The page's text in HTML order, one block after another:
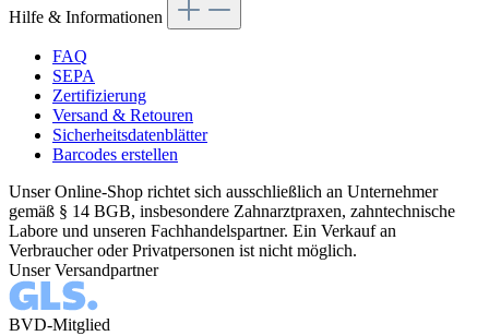
Hilfe & Informationen
FAQ
SEPA
Zertifizierung
Versand & Retouren
Sicherheitsdatenblätter
Barcodes erstellen
Unser Online-Shop richtet sich ausschließlich an Unternehmer
gemäß § 14 BGB, insbesondere Zahnarztpraxen, zahntechnische
Labore und unseren Fachhandelspartner. Ein Verkauf an
Verbraucher oder Privatpersonen ist nicht möglich.
Unser Versandpartner
BVD-Mitglied